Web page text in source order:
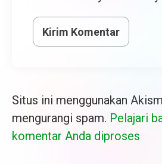
Situs ini menggunakan
mengurangi spam. Pelajari
komentar Anda diproses